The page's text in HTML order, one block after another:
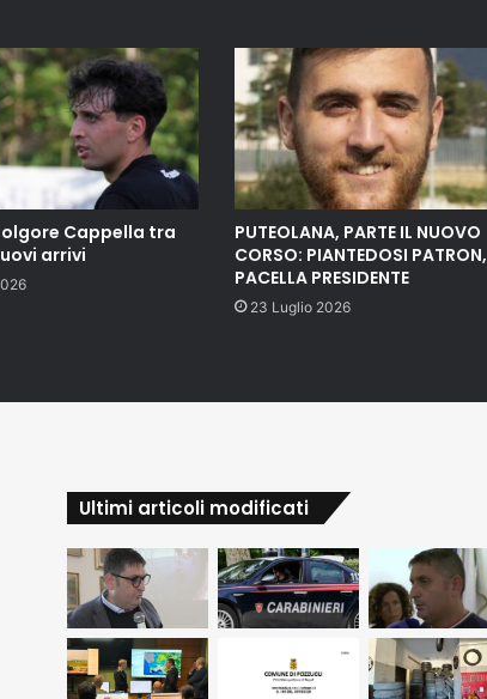
Cappella tra
arrivi
PUTEOLANA, PARTE IL NUOVO
CORSO: PIANTEDOSI PATRON,
PACELLA PRESIDENTE
23 Luglio 2026
Ultimi articoli modificati